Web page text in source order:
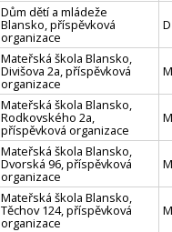
Dům dětí a mládeže
Blansko, příspěvková
organizace
Mateřská škola Blansko,
Divišova 2a, příspěvková
organizace
Mateřská škola Blansko,
Rodkovského 2a,
příspěvková organizace
Mateřská škola Blansko,
Dvorská 96, příspěvková
organizace
Mateřská škola Blansko,
Těchov 124, příspěvková
organizace